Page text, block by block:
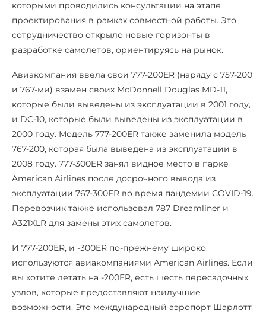
которыми проводились консультации на этапе
проектирования в рамках совместной работы. Это
сотрудничество открыло новые горизонты в
разработке самолетов, ориентируясь на рынок.
Авиакомпания ввела свои 777-200ER (наряду с 757-200
и 767-ми) взамен своих McDonnell Douglas MD-11,
которые были выведены из эксплуатации в 2001 году,
и DC-10, которые были выведены из эксплуатации в
2000 году. Модель 777-200ER также заменила модель
767-200, которая была выведена из эксплуатации в
2008 году. 777-300ER занял видное место в парке
American Airlines после досрочного вывода из
эксплуатации 767-300ER во время пандемии COVID-19.
Перевозчик также использовал 787 Dreamliner и
A321XLR для замены этих самолетов.
И 777-200ER, и -300ER по-прежнему широко
используются авиакомпаниями American Airlines. Если
вы хотите летать на -200ER, есть шесть пересадочных
узлов, которые предоставляют наилучшие
возможности. Это международный аэропорт Шарлотт